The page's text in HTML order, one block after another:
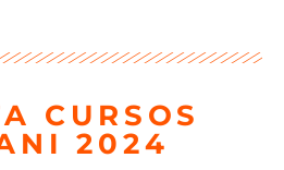
CURSOS
2024